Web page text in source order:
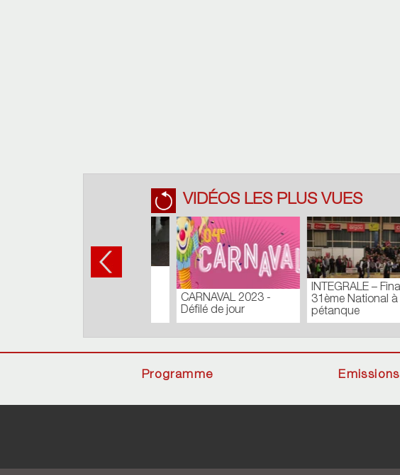
VIDÉOS LES PLUS VUES
Journal du Lundi 27
Août 2018
TOUR DES
COMMUNES_N171
Batistyl
Programme Emissions